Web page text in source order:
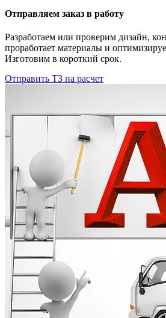
Отправляем заказ в работу
Разработаем или проверим дизайн,
проработает материалы и
Изготовим в короткий срок.
Отправить ТЗ на расчет